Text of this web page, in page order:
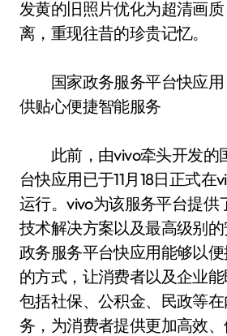
发黄的旧照片优化为超清画
离，重现往昔的珍贵记忆。
国家政务服务平台快应用
供贴心便捷智能服务
此前，由vivo牵头开发的
台快应用已于11月18日正式在
运行。vivo为该服务平台提供
技术解决方案以及最高级别
政务服务平台快应用能够以
的方式，让消费者以及企业
包括社保、公积金、民政等
务，为消费者提供更加高效